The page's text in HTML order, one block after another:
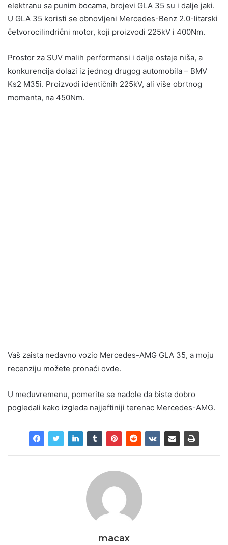
elektranu sa punim bocama, brojevi GLA 35 su i dalje jaki.
U GLA 35 koristi se obnovljeni Mercedes-Benz 2.0-litarski
četvorocilindrični motor, koji proizvodi 225kV i 400Nm.
Prostor za SUV malih performansi i dalje ostaje niša, a
konkurencija dolazi iz jednog drugog automobila – BMV
Ks2 M35i. Proizvodi identičnih 225kV, ali više obrtnog
momenta, na 450Nm.
Vaš zaista nedavno vozio Mercedes-AMG GLA 35, a moju
recenziju možete pronaći ovde.
U međuvremenu, pomerite se nadole da biste dobro
pogledali kako izgleda najjeftiniji terenac Mercedes-AMG.
macax